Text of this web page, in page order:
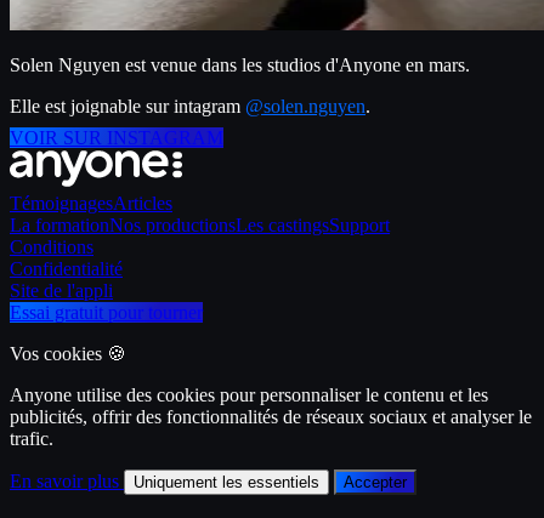
Solen Nguyen est venue dans les studios d'Anyone en mars.
Elle est joignable sur intagram @solen.nguyen.
VOIR SUR INSTAGRAM
TémoignagesArticles
La formationNos productionsLes castingsSupport
Conditions
Confidentialité
Site de l'appli
Essai gratuit pour tourner
Vos cookies 🍪
Anyone utilise des cookies pour personnaliser le contenu et les
publicités, offrir des fonctionnalités de réseaux sociaux et analyser le
trafic.
En savoir plus Uniquement les essentiels Accepter